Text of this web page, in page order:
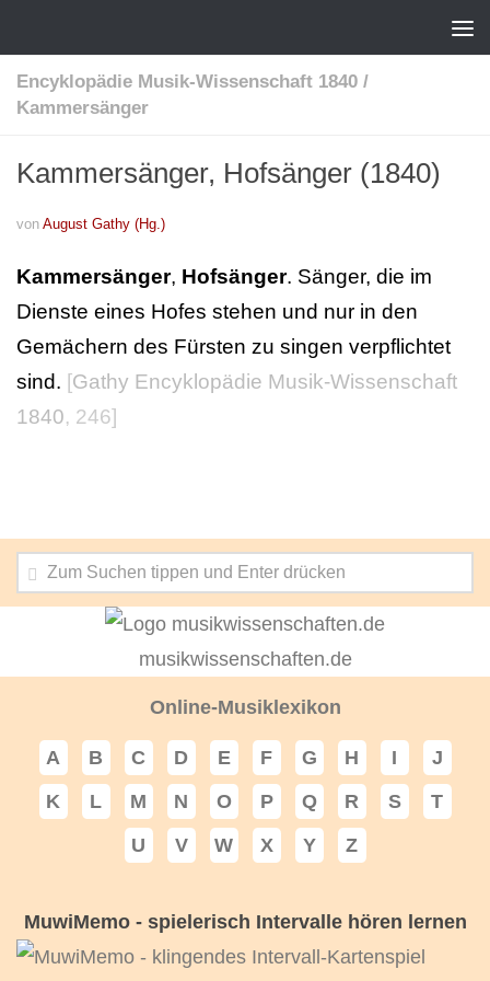
Encyklopädie Musik-Wissenschaft 1840 /
Kammersänger
Kammersänger, Hofsänger (1840)
von August Gathy (Hg.)
Kammersänger, Hofsänger. Sänger, die im
Dienste eines Hofes stehen und nur in den
Gemächern des Fürsten zu singen verpflichtet
sind. [Gathy Encyklopädie Musik-Wissenschaft
1840, 246]
musikwissenschaften.de
Online-Musiklexikon
A B C D E F G H I
J
K
L M N O P Q R S
T
U
V W X Y Z
MuwiMemo - spielerisch Intervalle hören lernen